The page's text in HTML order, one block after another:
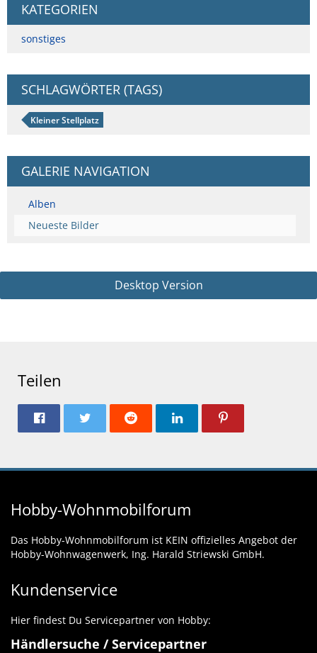
KATEGORIEN
sonstiges
SCHLAGWÖRTER (TAGS)
Kleiner Stellplatz
GALERIE NAVIGATION
Alben
Neueste Bilder
Desktop Version
Teilen
Hobby-Wohnmobilforum
Das Hobby-Wohnmobilforum ist KEIN offizielles Angebot der
Hobby-Wohnwagenwerk, Ing. Harald Striewski GmbH.
Kundenservice
Hier findest Du Servicepartner von Hobby:
Händlersuche / Servicepartner